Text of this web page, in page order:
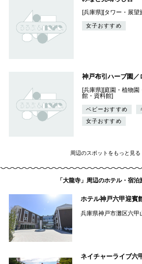
[兵庫県][タワー・展望
女子おすすめ
神戸布引ハーブ園／
[兵庫県][庭園・植物
館・資料館]
ベビーおすすめ
女子おすすめ
周辺のスポットをもっと見る
「大龍寺」周辺のホテル・宿泊
ホテル神戸六甲迎賓
兵庫県神戸市灘区六甲
ネイチャーライブ六